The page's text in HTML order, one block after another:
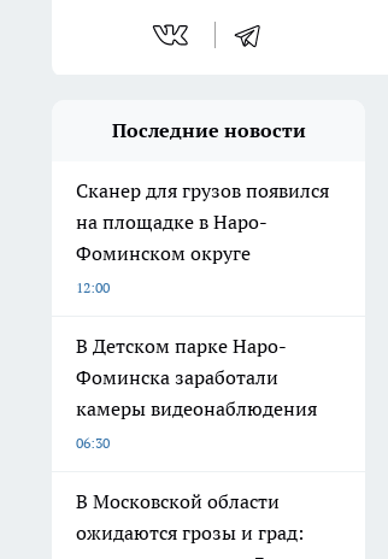
Последние новости
Сканер для грузов появился
на площадке в Наро-
Фоминском округе
12:00
В Детском парке Наро-
Фоминска заработали
камеры видеонаблюдения
06:30
В Московской области
ожидаются грозы и град: